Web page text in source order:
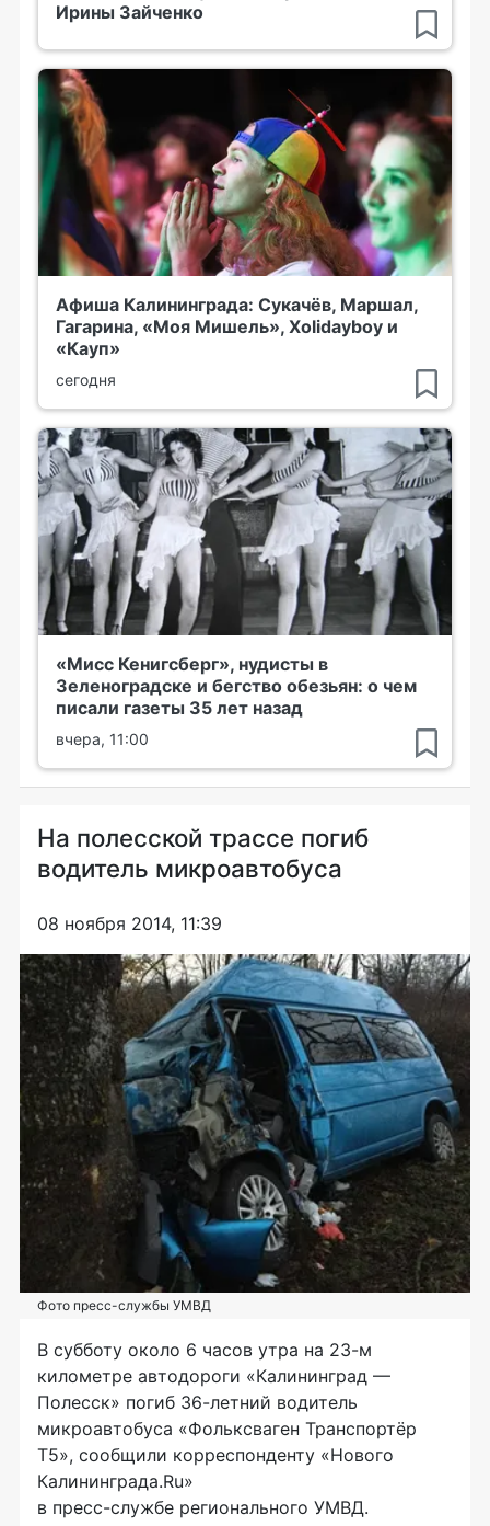
Ирины Зайченко
Афиша Калининграда: Сукачёв, Маршал,
Гагарина, «Моя Мишель», Xolidayboy и
«Кауп»
сегодня
«Мисс Кенигсберг», нудисты в
Зеленоградске и бегство обезьян: о чем
писали газеты 35 лет назад
вчера, 11:00
На полесской трассе погиб
водитель микроавтобуса
08 ноября 2014, 11:39
Фото пресс-службы УМВД
В субботу около 6 часов утра на 23-м
километре автодороги «Калининград —
Полесск» погиб 36-летний водитель
микроавтобуса «Фольксваген Транспортёр
Т5», сообщили корреспонденту «Нового
Калининграда.Ru»
в пресс-службе регионального УМВД.